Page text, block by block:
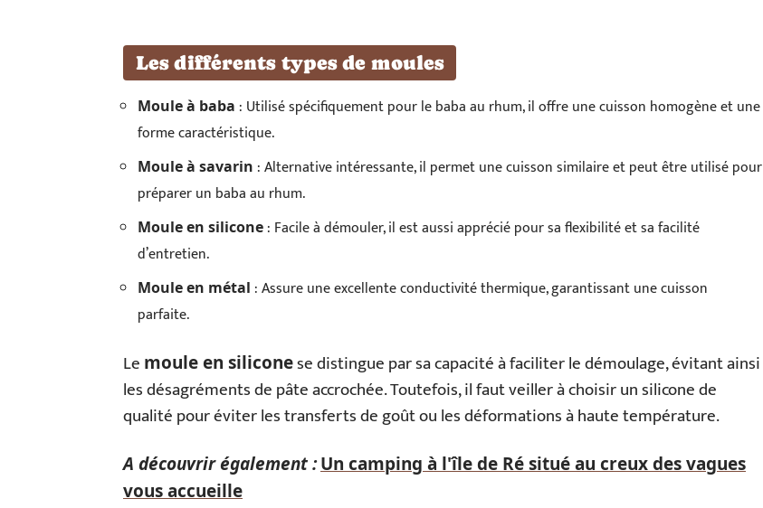
Les différents types de moules
Moule à baba : Utilisé spécifiquement pour le baba au rhum, il offre une cuisson homogène et une
forme caractéristique.
Moule à savarin : Alternative intéressante, il permet une cuisson similaire et peut être utilisé pour
préparer un baba au rhum.
Moule en silicone : Facile à démouler, il est aussi apprécié pour sa flexibilité et sa facilité
d’entretien.
Moule en métal : Assure une excellente conductivité thermique, garantissant une cuisson
parfaite.
Le moule en siliconese distingue par sa capacité à faciliter le démoulage, évitant ainsi
les désagréments de pâte accrochée. Toutefois, il faut veiller à choisir un silicone de
qualité pour éviter les transferts de goût ou les déformations à haute température.
A découvrir également :Un camping à l'île de Ré situé au creux des vagues
vous accueille